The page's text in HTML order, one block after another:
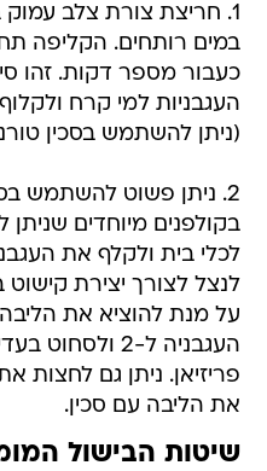
1. חריצת צורת צלב עמוק
במים רותחים. הקליפה
כעבור מספר דקות. זהו
העגבניות למי קרח
(ניתן להשתמש בסכין
2. ניתן פשוט להשתמש
בקולפנים מיוחדים
לכלי בית ולקלף את
לנצל לצורך יצירת
על מנת להוציא את הליבה
העגבניה ל-2
פריזיאן. ניתן גם לחצות
את הליבה עם סכין.
שיטות הבישול